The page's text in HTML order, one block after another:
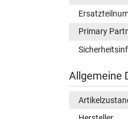
Primary
Allgemeine